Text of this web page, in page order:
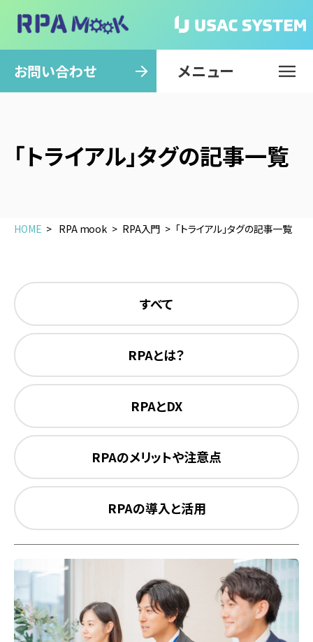
お問い合わせ メニュー
閉じる
「トライアル」タグの記事一覧
HOME RPA mook RPA入門 「トライアル」タグの記事一覧
すべて
RPAとは？
RPAとDX
RPAのメリットや注意点
RPAの導入と活用